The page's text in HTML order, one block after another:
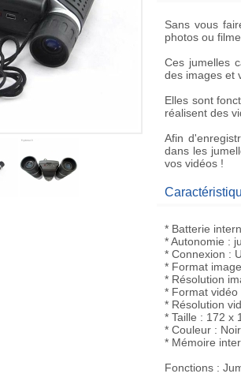
Sans vous
photos ou
Ces jumelles
des images et
Elles sont
réalisent des
Afin
dans les
vos vidéos !
* Batterie
* Autonomie :
* Connexion :
* Format
* Résolution
* Format vidéo
* Résolution
* Taille : 172 x
* Couleur :
* Mémoire
Fonctions :